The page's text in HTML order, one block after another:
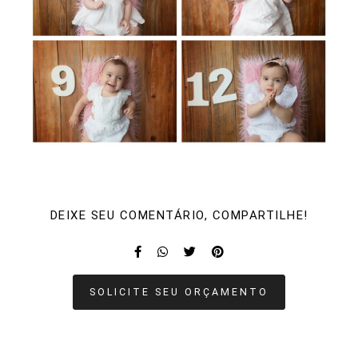
DEIXE SEU COMENTÁRIO, COMPARTILHE!
SOLICITE SEU ORÇAMENTO